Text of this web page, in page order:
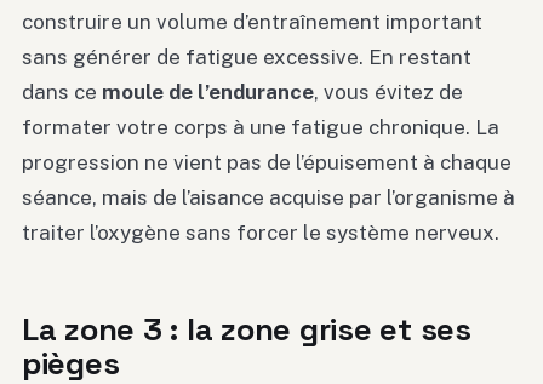
construire un volume d’entraînement important
sans générer de fatigue excessive. En restant
dans ce moule de l’endurance, vous évitez de
formater votre corps à une fatigue chronique. La
progression ne vient pas de l’épuisement à chaque
séance, mais de l’aisance acquise par l’organisme à
traiter l’oxygène sans forcer le système nerveux.
La zone 3 : la zone grise et ses
pièges